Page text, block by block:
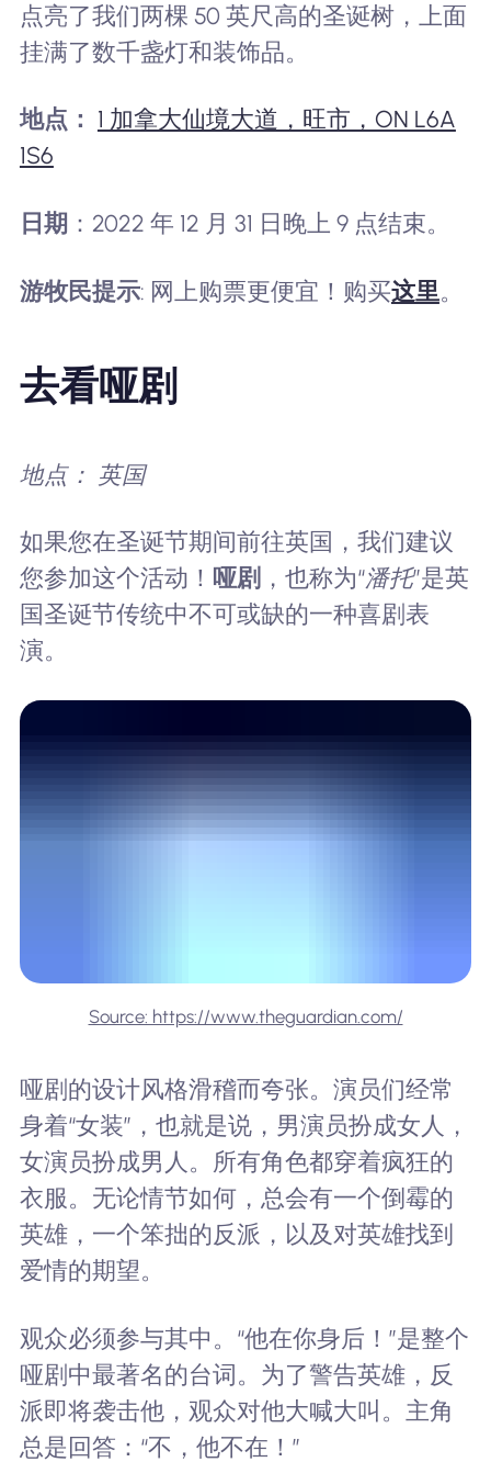
点亮了我们两棵 50 英尺高的圣诞树，上面
挂满了数千盏灯和装饰品。
地点： 1 加拿大仙境大道，旺市，ON L6A
1S6
日期 ：2022 年 12 月 31 日晚上 9 点结束。
游牧民提示: 网上购票更便宜！购买这里。
去看哑剧
地点： 英国
如果您在圣诞节期间前往英国，我们建议
您参加这个活动！ 哑剧 ，也称为“潘托”是英
国圣诞节传统中不可或缺的一种喜剧表
演。
Source: https://www.theguardian.com/
哑剧的设计风格滑稽而夸张。演员们经常
身着“女装”，也就是说，男演员扮成女人，
女演员扮成男人。所有角色都穿着疯狂的
衣服。无论情节如何，总会有一个倒霉的
英雄，一个笨拙的反派，以及对英雄找到
爱情的期望。
观众必须参与其中。“他在你身后！”是整个
哑剧中最著名的台词。为了警告英雄，反
派即将袭击他，观众对他大喊大叫。主角
总是回答：“不，他不在！”